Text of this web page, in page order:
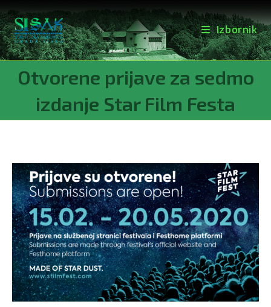
Izbornik
Otvorene prijave za sedmo
izdanje Star Film Festa